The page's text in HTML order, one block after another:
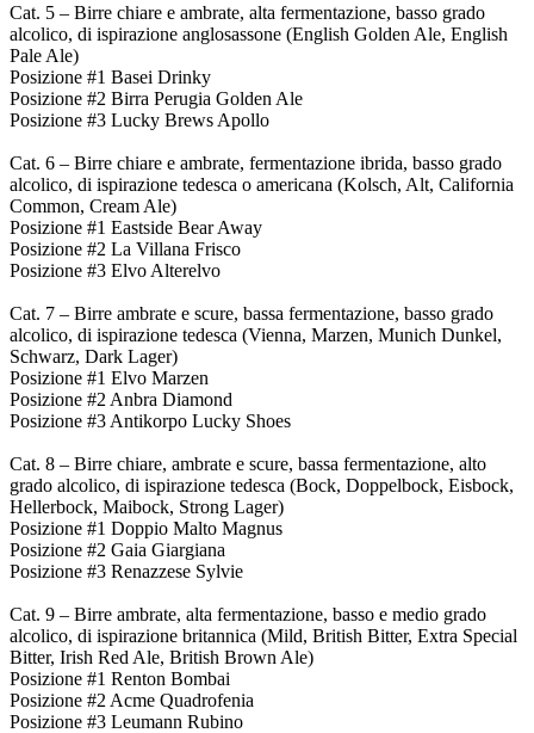
Cat. 5 – Birre chiare e ambrate, alta fermentazione, basso grado
alcolico, di ispirazione anglosassone (English Golden Ale, English
Pale Ale)
Posizione #1 Basei Drinky
Posizione #2 Birra Perugia Golden Ale
Posizione #3 Lucky Brews Apollo
Cat. 6 – Birre chiare e ambrate, fermentazione ibrida, basso grado
alcolico, di ispirazione tedesca o americana (Kolsch, Alt, California
Common, Cream Ale)
Posizione #1 Eastside Bear Away
Posizione #2 La Villana Frisco
Posizione #3 Elvo Alterelvo
Cat. 7 – Birre ambrate e scure, bassa fermentazione, basso grado
alcolico, di ispirazione tedesca (Vienna, Marzen, Munich Dunkel,
Schwarz, Dark Lager)
Posizione #1 Elvo Marzen
Posizione #2 Anbra Diamond
Posizione #3 Antikorpo Lucky Shoes
Cat. 8 – Birre chiare, ambrate e scure, bassa fermentazione, alto
grado alcolico, di ispirazione tedesca (Bock, Doppelbock, Eisbock,
Hellerbock, Maibock, Strong Lager)
Posizione #1 Doppio Malto Magnus
Posizione #2 Gaia Giargiana
Posizione #3 Renazzese Sylvie
Cat. 9 – Birre ambrate, alta fermentazione, basso e medio grado
alcolico, di ispirazione britannica (Mild, British Bitter, Extra Special
Bitter, Irish Red Ale, British Brown Ale)
Posizione #1 Renton Bombai
Posizione #2 Acme Quadrofenia
Posizione #3 Leumann Rubino